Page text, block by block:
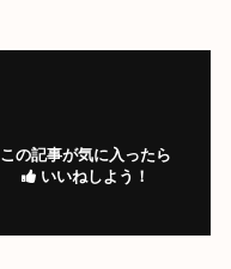
この記事が気に入ったら
いいねしよう！